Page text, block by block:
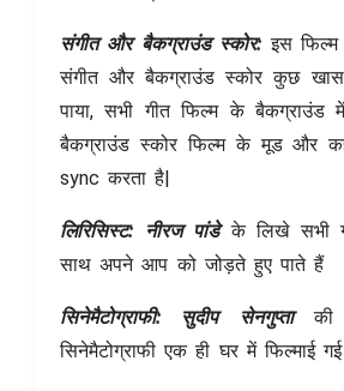
संगीत और बैकग्राउंड स्कोर: इस
संगीत और बैकग्राउंड स्कोर कुछ खास
पाया, सभी गीत फिल्म के बैकग्राउंड
बैकग्राउंड स्कोर फिल्म के मूड और
sync करता है|
लिरिसिस्ट: नीरज पांडेके लिखे सभी
साथ अपने आप को जोड़ते हुए पाते हैं
सिनेमैटोग्राफी: सुदीप सेनगुप्ताकी
सिनेमैटोग्राफी एक ही घर में फिल्माई